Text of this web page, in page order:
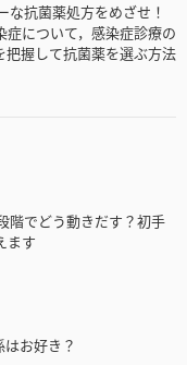
な抗菌薬処方をめざせ！
について，感染症診療の
把握して抗菌薬を選ぶ方法
階でどう動きだす？初手
ます
お好き？